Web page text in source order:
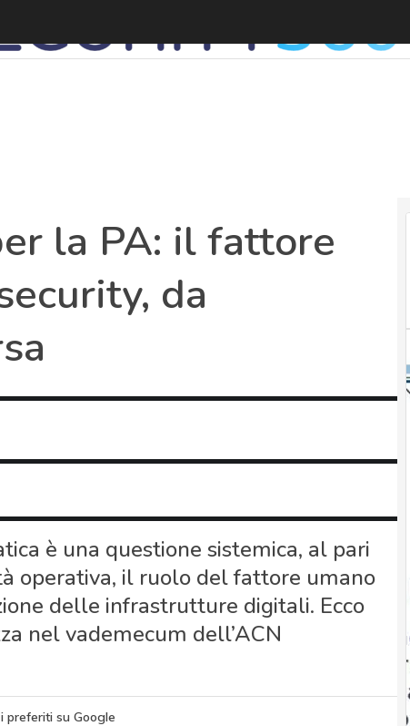
la PA: il fattore
da
è una questione sistemica, al pari
operativa, il ruolo del fattore umano
delle infrastrutture digitali. Ecco
nel vademecum dell’ACN
preferiti su Google